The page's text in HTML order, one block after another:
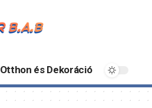
Otthon és Dekoráció